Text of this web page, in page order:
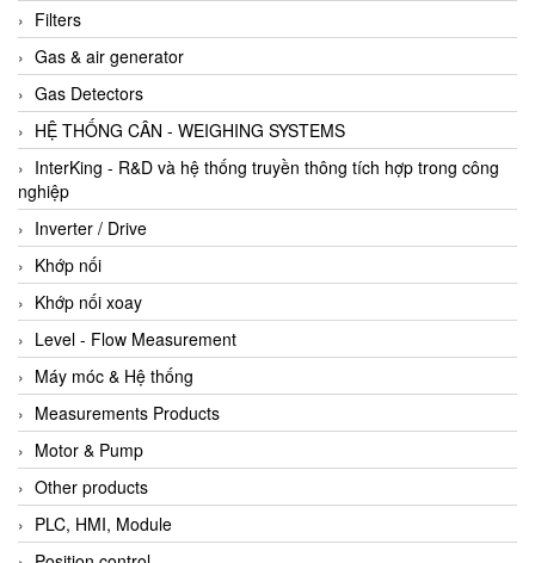
Filters
Gas & air generator
Gas Detectors
HỆ THỐNG CÂN - WEIGHING SYSTEMS
InterKing - R&D và hệ thống truyền thông tích hợp trong công
nghiệp
Inverter / Drive
Khớp nối
Khớp nối xoay
Level - Flow Measurement
Máy móc & Hệ thống
Measurements Products
Motor & Pump
Other products
PLC, HMI, Module